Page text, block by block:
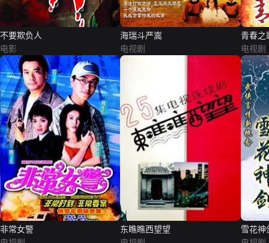
不要欺负人
电影
海瑞斗严嵩
电视剧
青春之
电视剧
非常女警
东瞧瞧西望望
雪花神